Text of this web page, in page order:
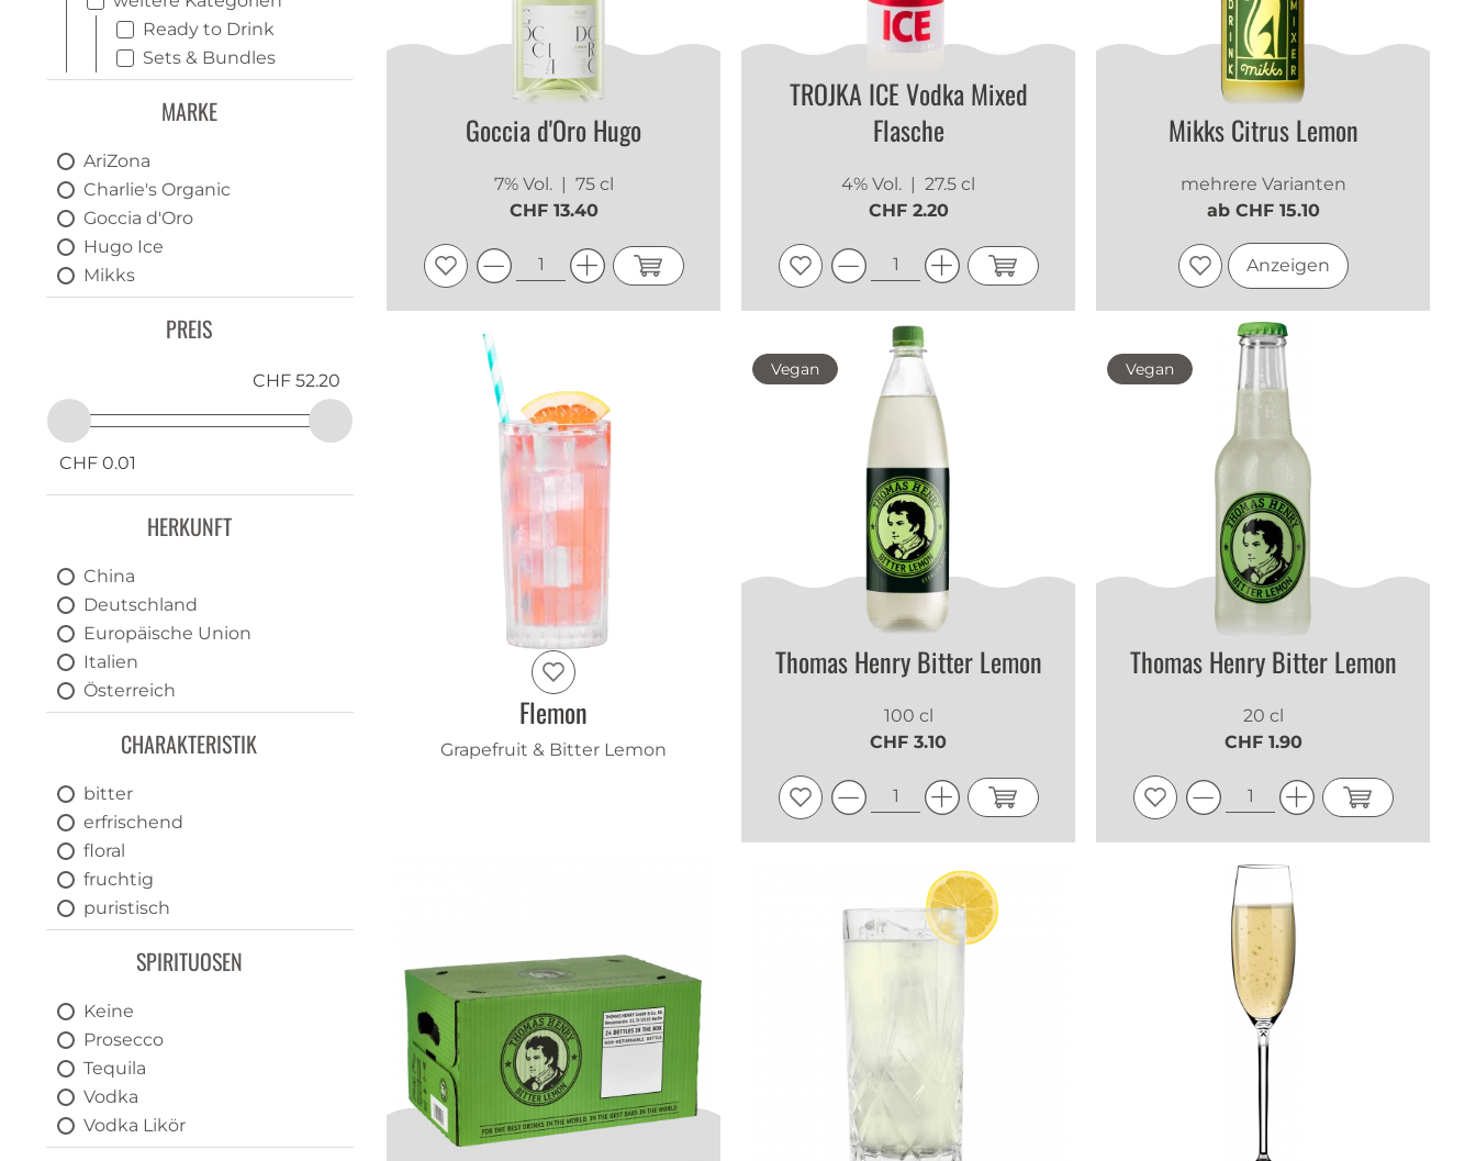
Ready to Drink
Sets & Bundles
Alkoholfrei
Apero
Before-Dinner-Drinks
Longdrinks
Bar Zubehör
Serviceartikel
MARKE
AriZona
Charlie's Organic
Goccia d'Oro
Hugo Ice
Mikks
Schlumberger
Thomas Henry
PREIS
CHF 0.01
CHF 52.20
HERKUNFT
China
Deutschland
Europäische Union
Italien
Österreich
Schweiz
CHARAKTERISTIK
bitter
erfrischend
floral
fruchtig
puristisch
sauer
spritzigSPIRITUOSEN
Keine
Prosecco
Tequila
Vodka
Vodka Likör
Williams
Goccia d'Oro Hugo
7% Vol. | 75 cl
CHF 13.40
TROJKA ICE Vodka Mixed
Flasche
4% Vol. | 27.5 cl
CHF 2.20
Mikks Citrus Lemon
mehrere Varianten
ab CHF 15.10
Anzeigen
Flemon
Grapefruit & Bitter Lemon
Vegan
Thomas Henry Bitter Lemon
100 cl
CHF 3.10
Vegan
Thomas Henry Bitter Lemon
20 cl
CHF 1.90